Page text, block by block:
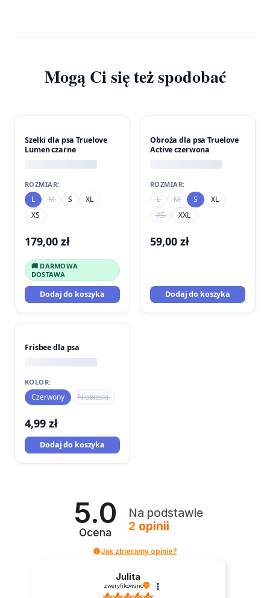
Mogą Ci się też spodobać
Szelki dla psa Truelove
Lumen czarne
ROZMIAR:
L M S
XL
XS
179,00 zł
🚚 DARMOWA
DOSTAWA
Dodaj do koszyka
Obroża dla psa Truelove
Active czerwona
ROZMIAR:
L M S
XL
XS
XXL
59,00 zł
Dodaj do koszyka
Frisbee dla psa
KOLOR:
Czerwony Niebieski
4,99 zł
Dodaj do koszyka
5.0
Ocena
Na podstawie
2 opinii
Jak zbieramy opinie?
Julita
zweryfikowano